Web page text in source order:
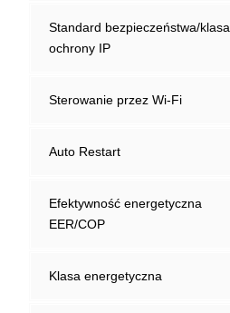
Standard bezpieczeństwa/klasa
ochrony IP
Sterowanie przez Wi-Fi
Auto Restart
Efektywność energetyczna
EER/COP
Klasa energetyczna